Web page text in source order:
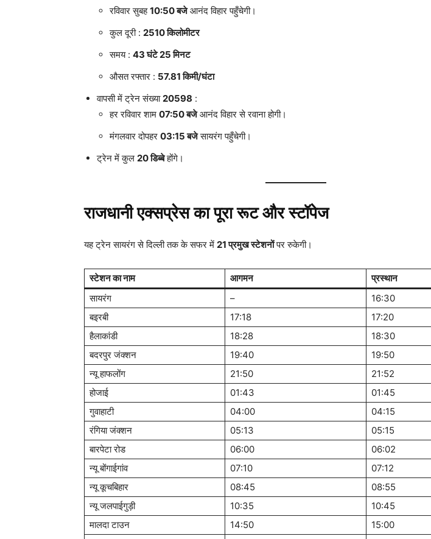
रविवार सुबह10:50 बजेआनंद विहार पहुँचेगी।
कुल दूरी : 2510 किलोमीटर
समय : 43 घंटे 25 मिनट
औसत रफ्तार : 57.81 किमी/घंटा
वापसी में ट्रेन संख्या20598 :
हर रविवार शाम 07:50 बजेआनंद विहार से रवाना होगी।
मंगलवार दोपहर 03:15 बजेसायरंग पहुँचेगी।
ट्रेन में कुल 20 डिब्बेहोंगे।
राजधानी एक्सप्रेस का पूरा रूट और स्टॉपेज
यह ट्रेन सायरंग से दिल्ली तक के सफर में 21 प्रमुख स्टेशनोंपर रुकेगी।
स्टेशन का नाम आगमन
प्रस्थान
सायरंग
–
16:30
बइरबी
17:18
17:20
हैलाकांडी
18:28
18:30
बदरपुर जंक्शन
19:40
19:50
न्यू हाफलोंग
21:50
21:52
होजाई
01:43
01:45
गुवाहाटी
04:00
04:15
रंगिया जंक्शन
05:13
05:15
बारपेटा रोड
06:00
06:02
न्यू बोंगाईगांव
07:10
07:12
न्यू कूचबिहार
08:45
08:55
न्यू जलपाईगुड़ी
10:35
10:45
मालदा टाउन
14:50
15:00